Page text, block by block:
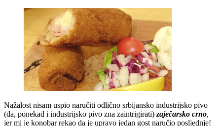
Nažalost nisam uspio naručiti odlično srbijansko industrijsko pivo
(da, ponekad i industrijsko pivo zna zaintrigirati) zaječarsko crno
jer mi je konobar rekao da je upravo jedan gost naručio posljednje!